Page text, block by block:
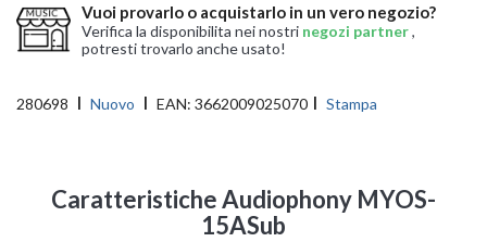
Vuoi provarlo o acquistarlo in un vero negozio?
Verifica la disponibilita nei nostri negozi partner,
potresti trovarlo anche usato!
280698 Nuovo EAN: 3662009025070 Stampa
Caratteristiche Audiophony MYOS-
15ASub